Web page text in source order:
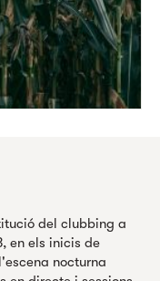
del clubbing a
en els inicis de
nocturna